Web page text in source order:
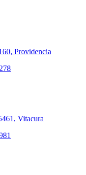
Providencia
Vitacura